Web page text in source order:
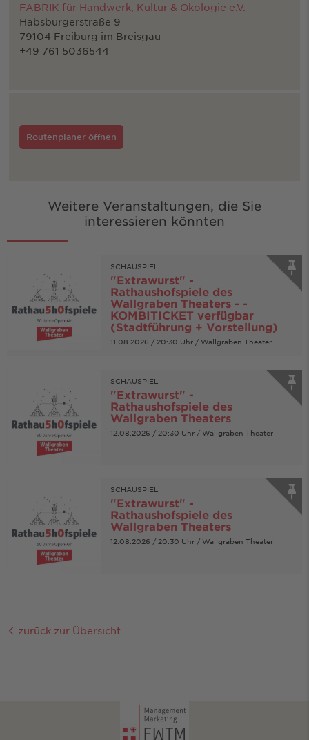
FABRIK für Handwerk, Kultur & Ökologie e.V.
Habsburgerstraße 9
79104 Freiburg im Breisgau
+49 761 5036544
Routenplaner öffnen
Weitere Veranstaltungen, die Sie
interessieren könnten
SCHAUSPIEL
"Extrawurst" -
Rathaushofspiele des
Wallgraben Theaters - -
KOMBITICKET verfügbar
(Stadtführung + Vorstellung)
11.08.2026 / 20:30 Uhr / Wallgraben Theater
SCHAUSPIEL
"Extrawurst" -
Rathaushofspiele des
Wallgraben Theaters
12.08.2026 / 20:30 Uhr / Wallgraben Theater
SCHAUSPIEL
"Extrawurst" -
Rathaushofspiele des
Wallgraben Theaters
12.08.2026 / 20:30 Uhr / Wallgraben Theater
zurück zur Übersicht